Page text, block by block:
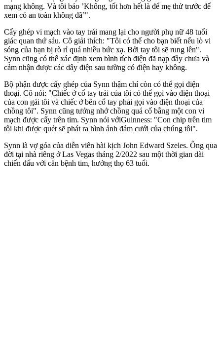
mạng không. Và tôi bảo ’Không, tốt hơn hết là để mẹ thử trước để
xem có an toàn không đã’".
Cấy ghép vi mạch vào tay trái mang lại cho người phụ nữ 48 tuổi
giác quan thứ sáu. Cô giải thích: "Tôi có thể cho bạn biết nếu lò vi
sóng của bạn bị rò rỉ quá nhiều bức xạ. Bởi tay tôi sẽ rung lên".
Synn cũng có thể xác định xem bình tích điện đã nạp đầy chưa và
cảm nhận được các dây điện sau tường có điện hay không.
Bộ phận được cấy ghép của Synn thậm chí còn có thể gọi điện
thoại. Cô nói: "Chiếc ở cổ tay trái của tôi có thể gọi vào điện thoại
của con gái tôi và chiếc ở bên cổ tay phải gọi vào điện thoại của
chồng tôi". Synn cũng tưởng nhớ chồng quá cố bằng một con vi
mạch được cấy trên tim. Synn nói vớiGuinness: "Con chip trên tim
tôi khi được quét sẽ phát ra hình ảnh đám cưới của chúng tôi".
Synn là vợ góa của diễn viên hài kịch John Edward Szeles. Ông qua
đời tại nhà riêng ở Las Vegas tháng 2/2022 sau một thời gian dài
chiến đấu với căn bệnh tim, hưởng thọ 63 tuổi.